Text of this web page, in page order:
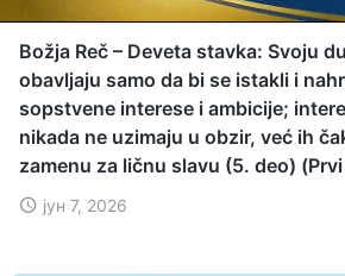
Božja Reč – Deveta stavka: Svoju
obavljaju samo da bi se istakli i
sopstvene interese i ambicije;
nikada ne uzimaju u obzir, već ih
zamenu za ličnu slavu (5. deo)
јун 7, 2026